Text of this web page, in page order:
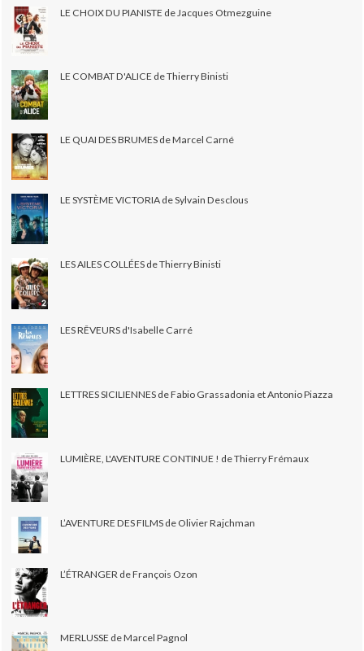
LE CHOIX DU PIANISTE de Jacques Otmezguine
LE COMBAT D'ALICE de Thierry Binisti
LE QUAI DES BRUMES de Marcel Carné
LE SYSTÈME VICTORIA de Sylvain Desclous
LES AILES COLLÉES de Thierry Binisti
LES RÊVEURS d'Isabelle Carré
LETTRES SICILIENNES de Fabio Grassadonia et Antonio Piazza
LUMIÈRE, L'AVENTURE CONTINUE ! de Thierry Frémaux
L’AVENTURE DES FILMS de Olivier Rajchman
L’ÉTRANGER de François Ozon
MERLUSSE de Marcel Pagnol